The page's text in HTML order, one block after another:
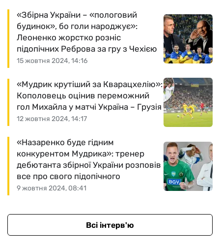
15 жовтня 2024, 14:16
«Збірна України – «пологовий
будинок», бо голи народжує»:
Леоненко жорстко розніс
підопічних Реброва за гру з Чехією
12 жовтня 2024, 14:17
«Мудрик крутіший за Кварацхелію»:
Кополовець оцінив переможний
гол Михайла у матчі Україна – Грузія
9 жовтня 2024, 08:41
«Назаренко буде гідним
конкурентом Мудрика»: тренер
дебютанта збірної України розповів
все про свого підопічного
Всі інтерв'ю